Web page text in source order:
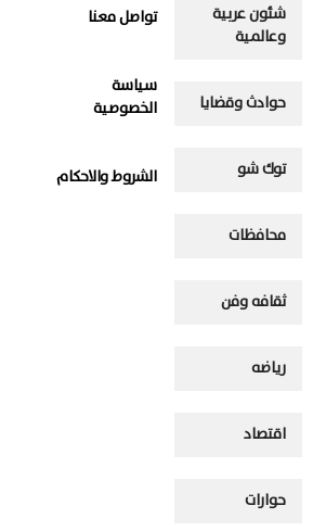
شئون عربية
وعالمية
حوادث وقضايا
توك شو
محافظات
ثقافه وفن
رياضه
اقتصاد
حوارات
تواصل معنا
سياسة
الخصوصية
الشروط والاحكام